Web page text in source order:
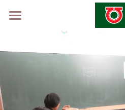
山村留学体験会2026 -秋-